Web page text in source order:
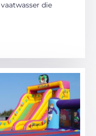
vaatwasser die